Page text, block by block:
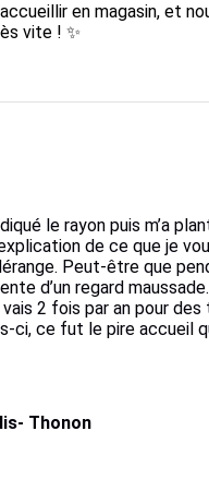
en magasin, et
vite ! ✨
le rayon puis m’a
de ce que je
Peut-être que
d’un regard
vais 2 fois par an pour
ce fut le pire accueil
Thonon